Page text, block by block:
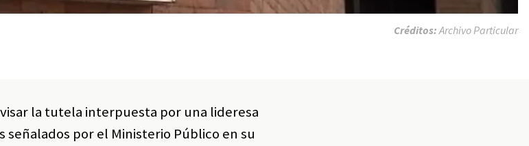
Créditos: Archivo Particular
la tutela interpuesta por una lideresa
por el Ministerio Público en su